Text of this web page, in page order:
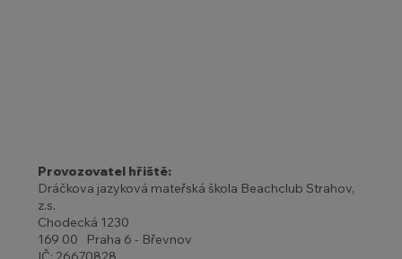
Provozovatel hřiště:
Dráčkova jazyková mateřská škola Beachclub Strahov,
z.s.
Chodecká 1230
169 00 Praha 6 - Břevnov